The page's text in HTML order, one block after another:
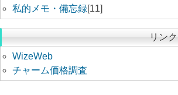
私的メモ・備忘録[11]
リンク
WizeWeb
チャーム価格調査